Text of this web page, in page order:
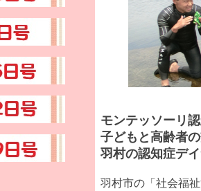
モンテッソーリ
子どもと高齢者
羽村の認知症デ
羽村市の「社会福